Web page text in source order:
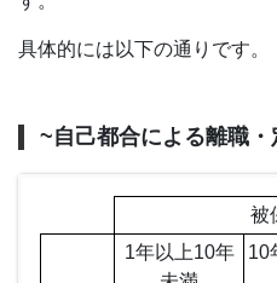
具体的には以下の通りです。
~自己都合による離職・
被
1年以上10年
10